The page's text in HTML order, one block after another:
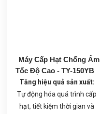
Máy Cấp Hạt Chống Ẩm
Tốc Độ Cao - TY-150YB
Tăng hiệu quả sản xuất:
Tự động hóa quá trình cấp
hạt, tiết kiệm thời gian và